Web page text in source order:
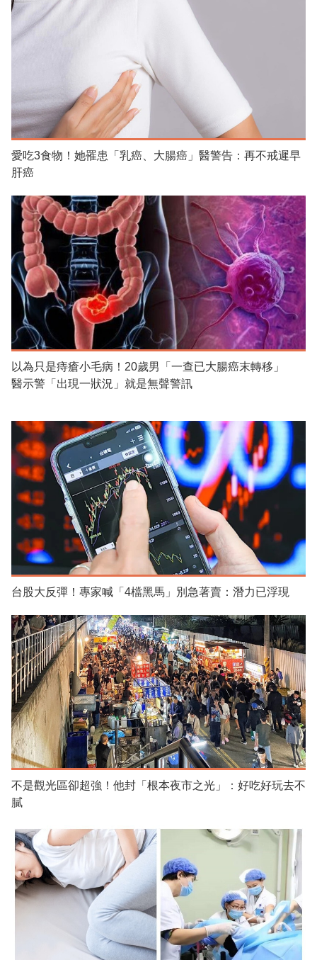
愛吃3食物！她罹患「乳癌、大腸癌」醫警告：再不戒遲早
肝癌
以為只是痔瘡小毛病！20歲男「一查已大腸癌末轉移」
醫示警「出現一狀況」就是無聲警訊
台股大反彈！專家喊「4檔黑馬」別急著賣：潛力已浮現
不是觀光區卻超強！他封「根本夜市之光」：好吃好玩去不
膩